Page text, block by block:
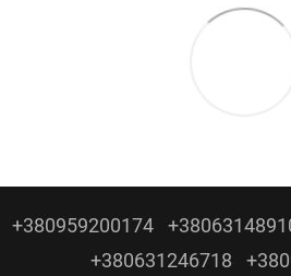
+380959200174
+380631246718